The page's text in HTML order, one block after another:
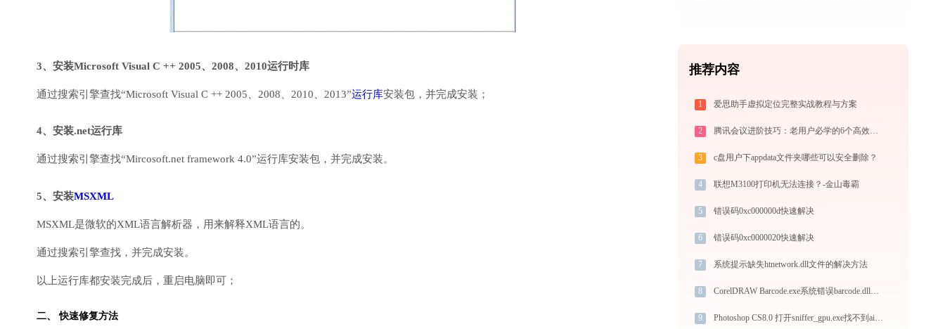
3、安装Microsoft Visual C ++ 2005、2008、2010运行时库
通过搜索引擎查找“Microsoft Visual C ++ 2005、2008、2010、2013”运行库安装包，并完成安装；
4、安装.net运行库
通过搜索引擎查找“Mircosoft.net framework 4.0”运行库安装包，并完成安装。
5、安装MSXML
MSXML是微软的XML语言解析器，用来解释XML语言的。
通过搜索引擎查找，并完成安装。
以上运行库都安装完成后，重启电脑即可；
二、 快速修复方法
推荐内容
1 爱思助手虚拟定位完整实战教程与方案
2 腾讯会议进阶技巧：老用户必学的6个高效方法
3 c盘用户下appdata文件夹哪些可以安全删除？
4 联想M3100打印机无法连接？-金山毒霸
5 错误码0xc000000d快速解决
6 错误码0xc0000020快速解决
7 系统提示缺失htnetwork.dll文件的解决方法
8 CorelDRAW Barcode.exe系统错误barcode.dll丢失如何解决
9 Photoshop CS8.0 打开sniffer_gpu.exe找不到aif_core.dll怎么办